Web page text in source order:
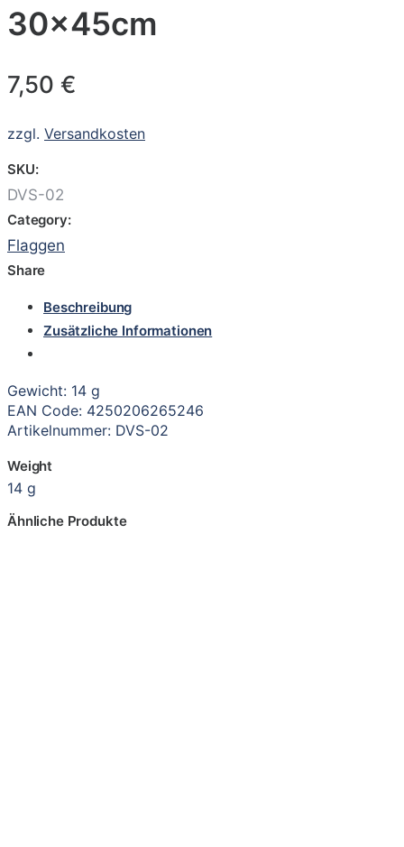
30x45cm
7,50 €
zzgl. Versandkosten
SKU:
DVS-02
Category:
Flaggen
Share
Beschreibung
Zusätzliche Informationen
Gewicht: 14 g
EAN Code: 4250206265246
Artikelnummer: DVS-02
Weight
14 g
Ähnliche Produkte